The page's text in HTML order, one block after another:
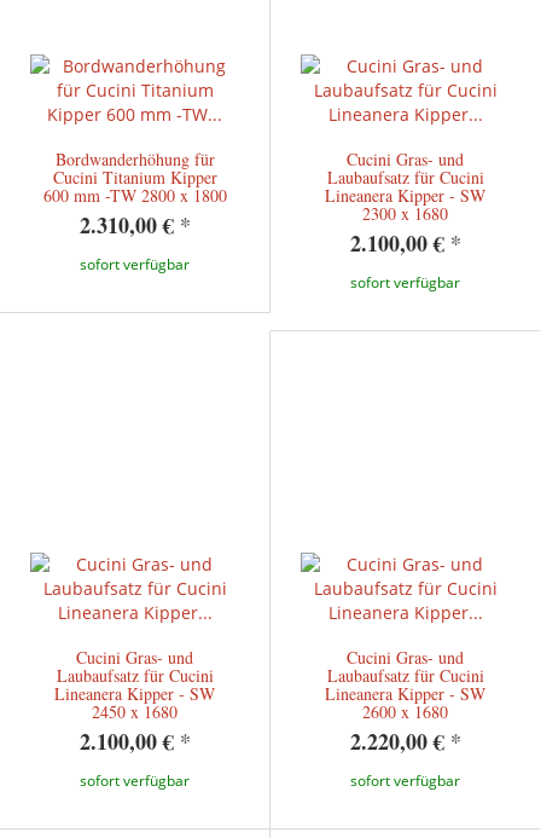
Bordwanderhöhung für
Cucini Titanium Kipper
600 mm -TW 2800 x 1800
2.310,00 € *
sofort verfügbar
Cucini Gras- und
Laubaufsatz für Cucini
Lineanera Kipper - SW
2300 x 1680
2.100,00 € *
sofort verfügbar
Cucini Gras- und
Laubaufsatz für Cucini
Lineanera Kipper - SW
2450 x 1680
2.100,00 € *
sofort verfügbar
Cucini Gras- und
Laubaufsatz für Cucini
Lineanera Kipper - SW
2600 x 1680
2.220,00 € *
sofort verfügbar